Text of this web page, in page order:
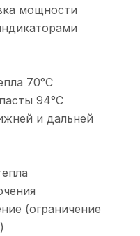
мощности
70°C
94°С
и дальней
(ограничение